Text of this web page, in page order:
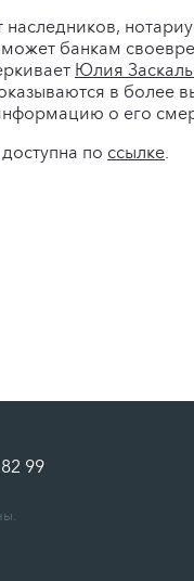
банкам
Юлия
в
о его
по ссылке.
99